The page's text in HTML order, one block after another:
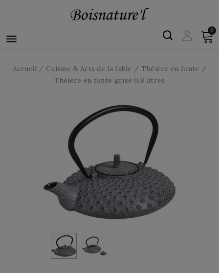

0
Accueil Cuisine & Arts de la table
Théière en fonte
Théière en fonte grise 0.8 litres